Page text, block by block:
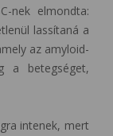
nek elmondta:
lassítaná a
az amyloid-
a betegséget,
intenek, mert